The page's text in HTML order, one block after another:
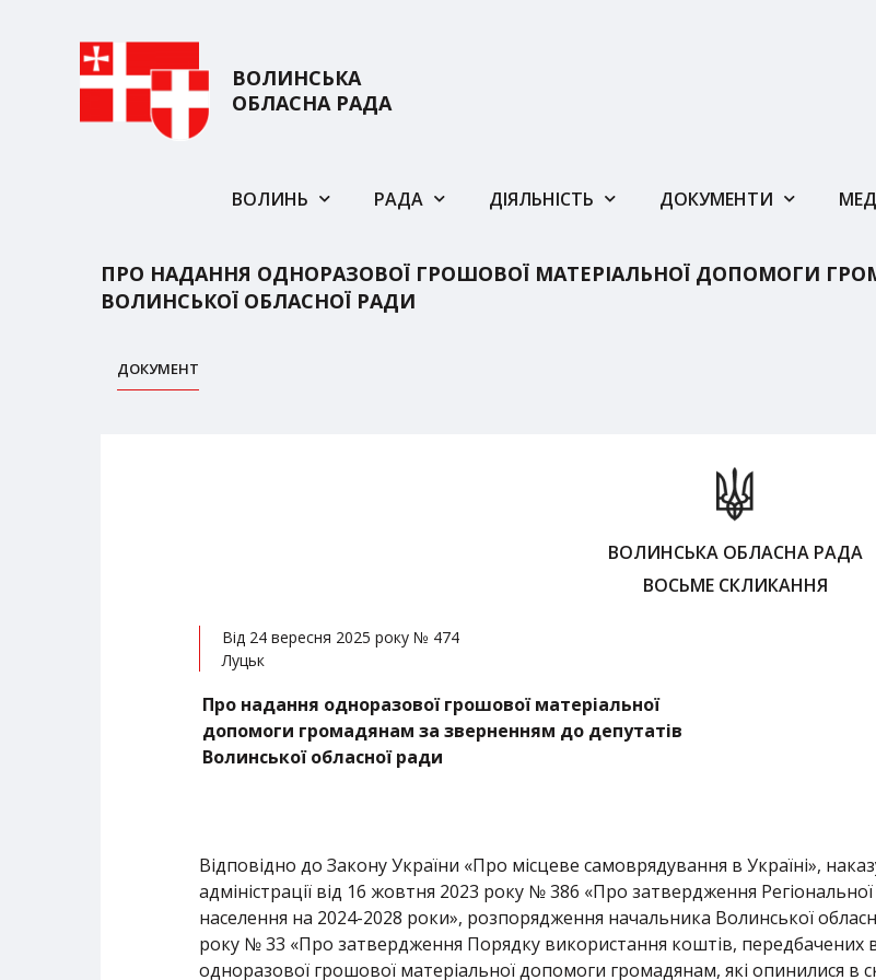
ВОЛИНСЬКА
ОБЛАСНА РАДА
ВОЛИНЬ РАДА ДІЯЛЬНІСТЬ ДОКУМЕНТИ
ПРО НАДАННЯ ОДНОРАЗОВОЇ ГРОШОВОЇ МАТЕРІАЛЬНОЇ ДОПОМОГИ
ВОЛИНСЬКОЇ ОБЛАСНОЇ РАДИ
ДОКУМЕНТ
ВОЛИНСЬКА ОБЛАСНА РАДА
ВОСЬМЕ СКЛИКАННЯ
Від 24 вересня 2025 року № 474
Луцьк
Про надання одноразової грошової матеріальної
допомоги громадянам за зверненням до депутатів
Волинської обласної ради
Відповідно до Закону України «Про місцеве самоврядування в Україні»,
адміністрації від 16 жовтня 2023 року № 386 «Про затвердження
населення на 2024-2028 роки», розпорядження начальника Волинської
року № 33 «Про затвердження Порядку використання коштів, передбачених
одноразової грошової матеріальної допомоги громадянам, які опинилися в